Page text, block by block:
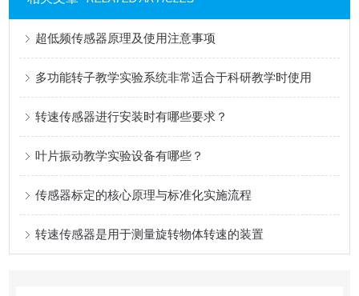
超低频传感器原理及使用注意事项
多功能转子教学实验系统非常适合于科研教学时使用
转速传感器进行安装时有哪些要求？
叶片振动教学实验设备有哪些？
传感器标定的核心原理与标准化实施流程
转速传感器是用于测量旋转物体转速的装置